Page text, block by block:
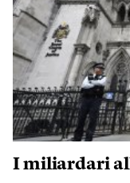
I miliardari